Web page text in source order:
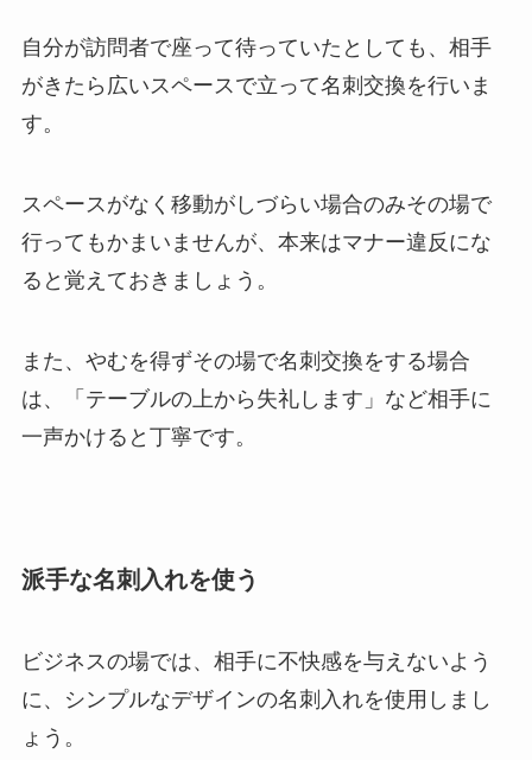
自分が訪問者で座って待っていたとしても、相手
がきたら広いスペースで立って名刺交換を行いま
す。
スペースがなく移動がしづらい場合のみその場で
行ってもかまいませんが、本来はマナー違反にな
ると覚えておきましょう。
また、やむを得ずその場で名刺交換をする場合
は、「テーブルの上から失礼します」など相手に
一声かけると丁寧です。
派手な名刺入れを使う
ビジネスの場では、相手に不快感を与えないよう
に、シンプルなデザインの名刺入れを使用しまし
ょう。